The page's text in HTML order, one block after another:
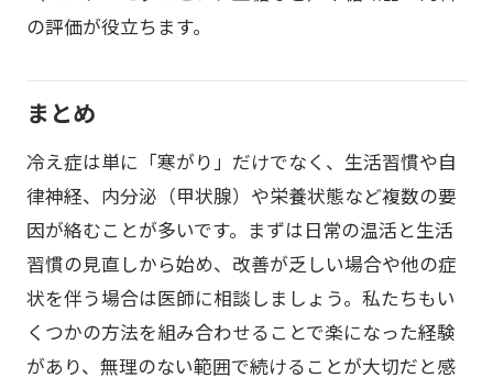
の評価が役立ちます。
まとめ
冷え症は単に「寒がり」だけでなく、生活習慣や自
律神経、内分泌（甲状腺）や栄養状態など複数の要
因が絡むことが多いです。まずは日常の温活と生活
習慣の見直しから始め、改善が乏しい場合や他の症
状を伴う場合は医師に相談しましょう。私たちもい
くつかの方法を組み合わせることで楽になった経験
があり、無理のない範囲で続けることが大切だと感